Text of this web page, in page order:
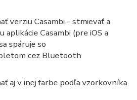
verziu Casambi - stmievať a
aplikácie Casambi (pre iOS a
spáruje so
cez Bluetooth
aj v inej farbe podľa vzorkovníka